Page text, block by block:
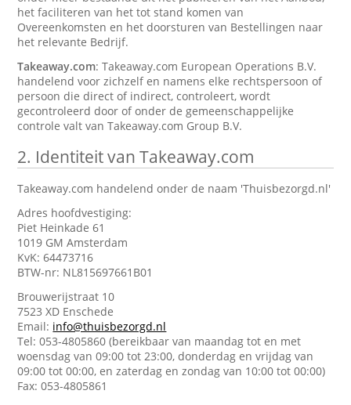
het faciliteren van het tot stand komen van
Overeenkomsten en het doorsturen van Bestellingen naar
het relevante Bedrijf.
Takeaway.com: Takeaway.com European Operations B.V.
handelend voor zichzelf en namens elke rechtspersoon of
persoon die direct of indirect, controleert, wordt
gecontroleerd door of onder de gemeenschappelijke
controle valt van Takeaway.com Group B.V.
2. Identiteit van Takeaway.com
Takeaway.com handelend onder de naam 'Thuisbezorgd.nl'
Adres hoofdvestiging:
Piet Heinkade 61
1019 GM Amsterdam
KvK: 64473716
BTW-nr: NL815697661B01
Brouwerijstraat 10
7523 XD Enschede
Email: info@thuisbezorgd.nl
Tel: 053-4805860 (bereikbaar van maandag tot en met
woensdag van 09:00 tot 23:00, donderdag en vrijdag van
09:00 tot 00:00, en zaterdag en zondag van 10:00 tot 00:00)
Fax: 053-4805861